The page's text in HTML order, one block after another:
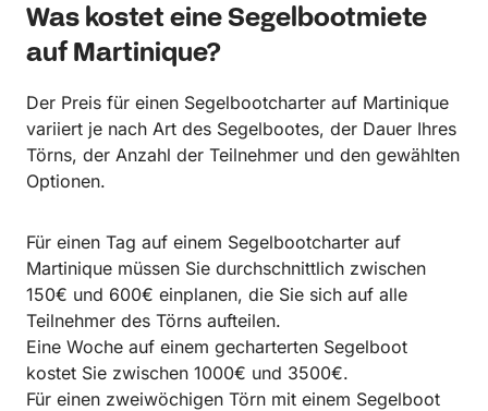
Was kostet eine Segelbootmiete
auf Martinique?
Der Preis für einen Segelbootcharter auf Martinique
variiert je nach Art des Segelbootes, der Dauer Ihres
Törns, der Anzahl der Teilnehmer und den gewählten
Optionen.
Für einen Tag auf einem Segelbootcharter auf
Martinique müssen Sie durchschnittlich zwischen
150€ und 600€ einplanen, die Sie sich auf alle
Teilnehmer des Törns aufteilen.
Eine Woche auf einem gecharterten Segelboot
kostet Sie zwischen 1000€ und 3500€.
Für einen zweiwöchigen Törn mit einem Segelboot